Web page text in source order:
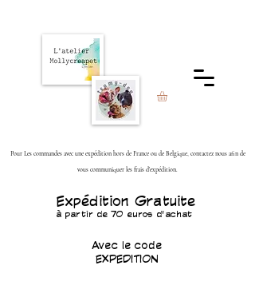
Pour Les commandes avec une expédition hors de France ou de Belgique, contactez nous afin de
vous communiquer les frais d'expédition.
Expédition Gratuite
à partir de 70 euros d'achat
Avec le code
EXPEDITION